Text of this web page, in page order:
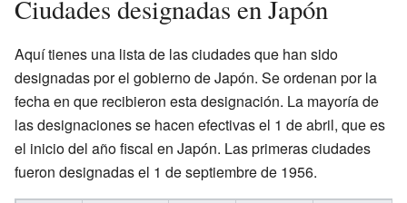
Ciudades designadas en Japón
Aquí tienes una lista de las ciudades que han sido
designadas por el gobierno de Japón. Se ordenan por la
fecha en que recibieron esta designación. La mayoría de
las designaciones se hacen efectivas el 1 de abril, que es
el inicio del año fiscal en Japón. Las primeras ciudades
fueron designadas el 1 de septiembre de 1956.